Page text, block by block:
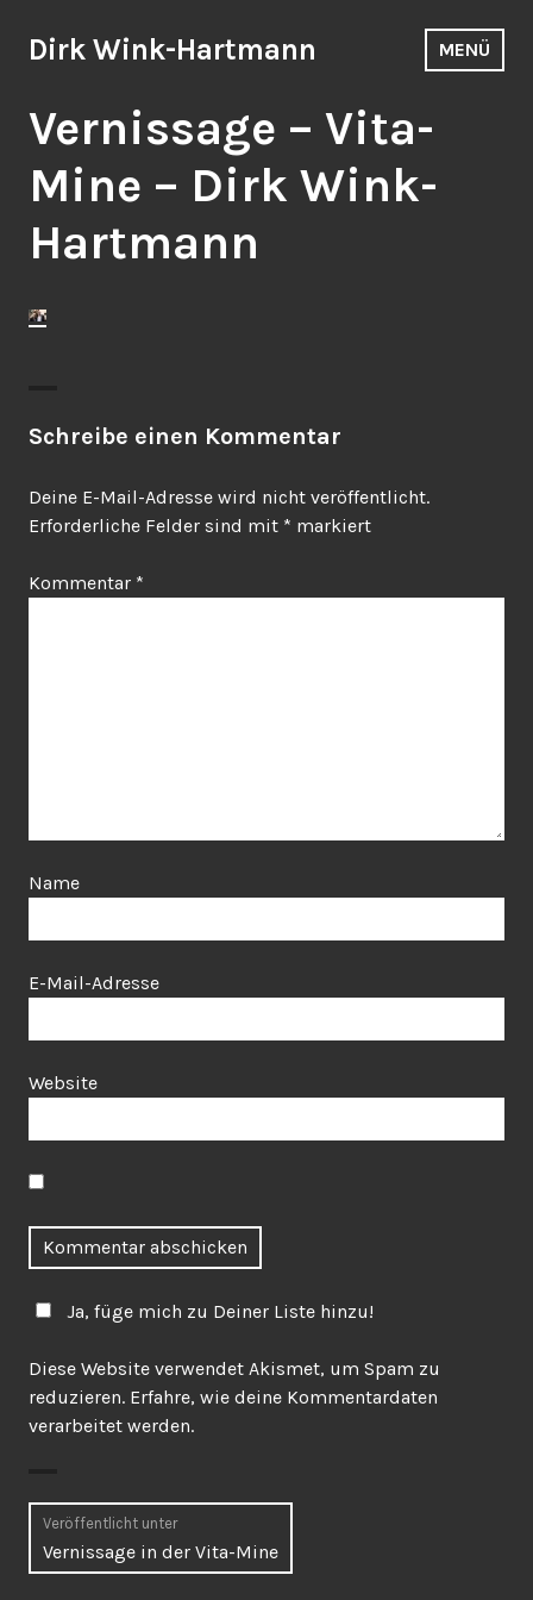
Inhalt
Dirk Wink-Hartmann MENÜ
Vernissage – Vita-
Mine – Dirk Wink-
Hartmann
Schreibe einen Kommentar
Deine E-Mail-Adresse wird nicht veröffentlicht.
Erforderliche Felder sind mit * markiert
Kommentar *
Name
E-Mail-Adresse
Website
Ja, füge mich zu Deiner Liste hinzu!
Diese Website verwendet Akismet, um Spam zu
reduzieren. Erfahre, wie deine Kommentardaten
verarbeitet werden.
Beitragsnavigation
Veröffentlicht unter
Vernissage in der Vita-Mine